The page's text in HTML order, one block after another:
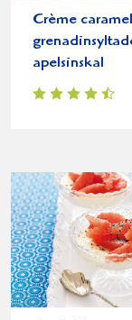
Crème
apelsinskal